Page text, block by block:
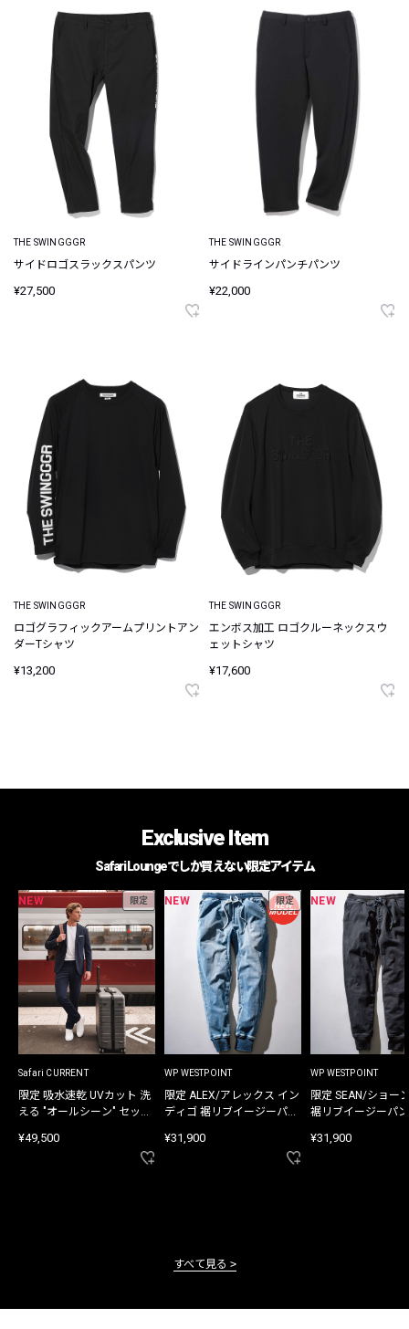
THE SWINGGGR
サイドロゴスラックスパンツ
¥27,500
THE SWINGGGR
サイドラインパンチパンツ
¥22,000
THE SWINGGGR
ロゴグラフィックアームプリントアン
ダーTシャツ
¥13,200
THE SWINGGGR
エンボス加工 ロゴクルーネックスウ
ェットシャツ
¥17,600
Exclusive Item
Safari Loungeでしか買えない限定アイテム
NEW 限定
Safari CURRENT
限定 吸水速乾 UVカット 洗
える "オールシーン" セット
¥49,500
NEW 限定
WP WESTPOINT
限定 ALEX/アレックス イン
ディゴ 裾リブイージーパン
¥31,900
NEW
WP WESTPOINT
限定 SEAN/ショー
裾リブイージーパ
¥31,900
すべて見る